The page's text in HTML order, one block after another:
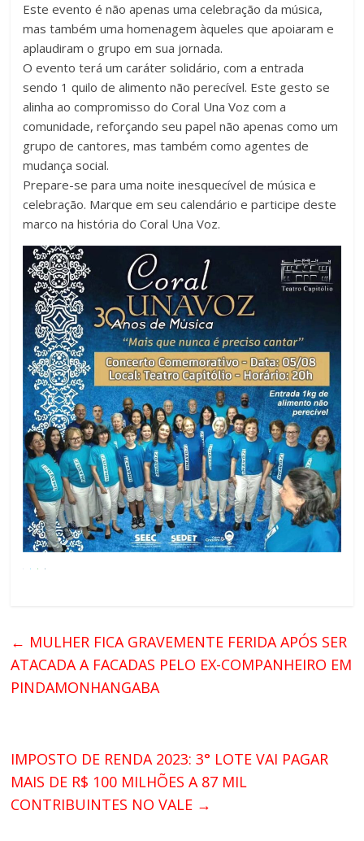
Este evento é não apenas uma celebração da música,
mas também uma homenagem àqueles que apoiaram e
aplaudiram o grupo em sua jornada.
O evento terá um caráter solidário, com a entrada
sendo 1 quilo de alimento não perecível. Este gesto se
alinha ao compromisso do Coral Una Voz com a
comunidade, reforçando seu papel não apenas como um
grupo de cantores, mas também como agentes de
mudança social.
Prepare-se para uma noite inesquecível de música e
celebração. Marque em seu calendário e participe deste
marco na história do Coral Una Voz.
← MULHER FICA GRAVEMENTE FERIDA APÓS SER
ATACADA A FACADAS PELO EX-COMPANHEIRO EM
PINDAMONHANGABA
IMPOSTO DE RENDA 2023: 3° LOTE VAI PAGAR
MAIS DE R$ 100 MILHÕES A 87 MIL
CONTRIBUINTES NO VALE →